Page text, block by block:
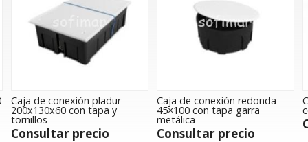
pladur
tapa y
Caja de conexión redonda
45×100 con tapa garra
metálica
Consultar precio
Caja estanca
conos
Consultar